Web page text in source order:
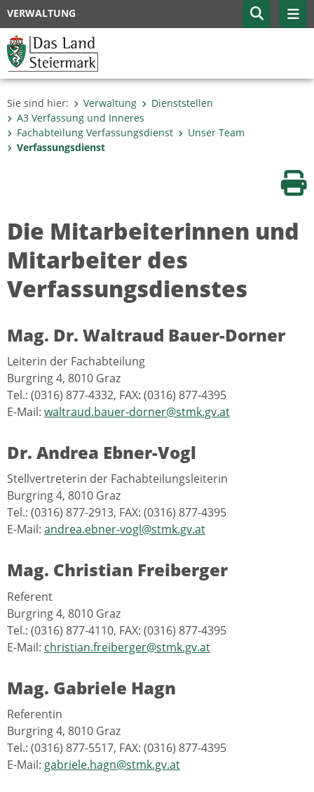
VERWALTUNG
Sie sind hier: Verwaltung
Dienststellen
A3 Verfassung und Inneres
Fachabteilung Verfassungs­dienst
Unser Team
Verfassungsdienst
Die Mitarbeiterinnen und
Mitarbeiter des
Verfassungsdienstes
Mag. Dr. Waltraud Bauer-Dorner
Leiterin der Fachabteilung
Burgring 4, 8010 Graz
Tel.: (0316) 877-4332, FAX: (0316) 877-4395
E-Mail: waltraud.bauer-dorner@stmk.gv.at
Dr. Andrea Ebner-Vogl
Stellvertreterin der Fachabteilungsleiterin
Burgring 4, 8010 Graz
Tel.: (0316) 877-2913, FAX: (0316) 877-4395
E-Mail: andrea.ebner-vogl@stmk.gv.at
Mag. Christian Freiberger
Referent
Burgring 4, 8010 Graz
Tel.: (0316) 877-4110, FAX: (0316) 877-4395
E-Mail: christian.freiberger@stmk.gv.at
Mag. Gabriele Hagn
Referentin
Burgring 4, 8010 Graz
Tel.: (0316) 877-5517, FAX: (0316) 877-4395
E-Mail: gabriele.hagn@stmk.gv.at